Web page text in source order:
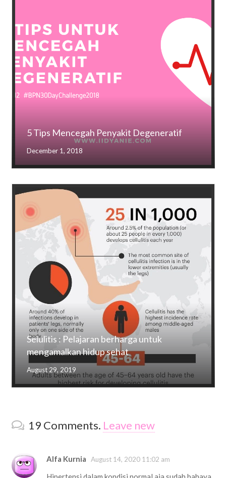
5 Tips Mencegah Penyakit Degeneratif
December 1, 2018
Selulitis : Pelajaran berharga untuk
mengamalkan hidup sehat
August 29, 2019
19 Comments. Leave new
Alfa Kurnia August 14, 2020 11:02 am